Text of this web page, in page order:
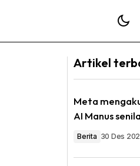
Artikel
Meta
AI Manus
Berita 30 Des